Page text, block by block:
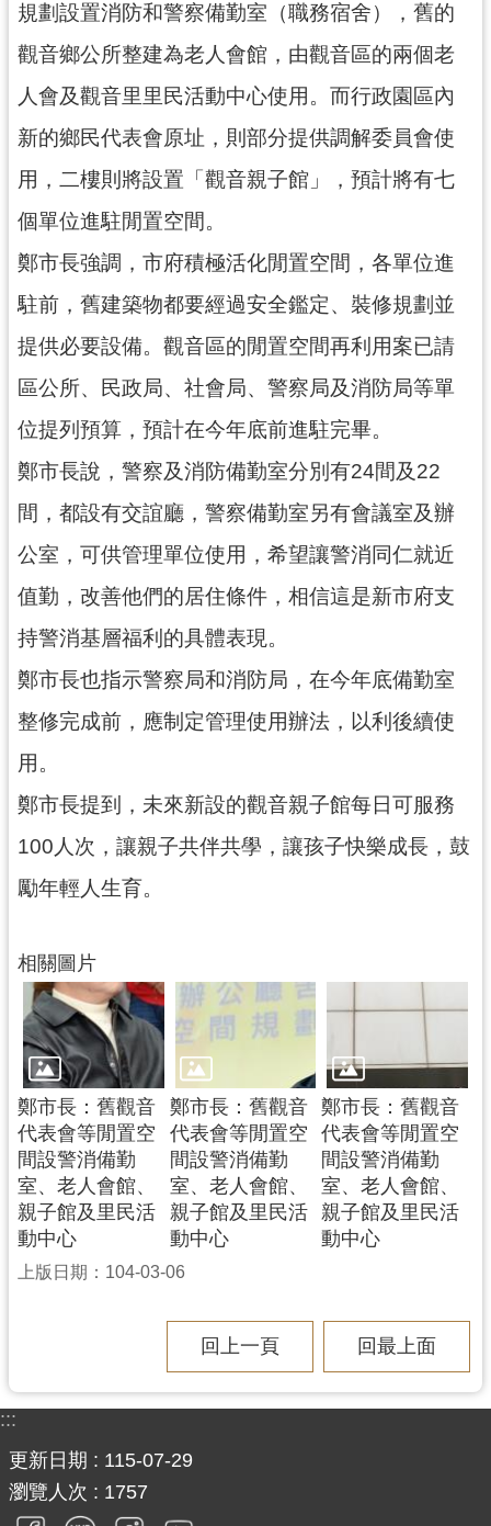
府
資
公
開
回
首
網
站
導
市
政
信
常
見
問
園
市
府
入
口
網
隱
權
政
策
網
站
安
全
政
策
政
府
網
放
告
規劃設置消防和警察備勤室（職務宿舍），舊的
觀音鄉公所整建為老人會館，由觀音區的兩個老
人會及觀音里里民活動中心使用。而行政園區內
新的鄉民代表會原址，則部分提供調解委員會使
用，二樓則將設置「觀音親子館」，預計將有七
個單位進駐閒置空間。
鄭市長強調，市府積極活化閒置空間，各單位進
駐前，舊建築物都要經過安全鑑定、裝修規劃並
提供必要設備。觀音區的閒置空間再利用案已請
區公所、民政局、社會局、警察局及消防局等單
位提列預算，預計在今年底前進駐完畢。
鄭市長說，警察及消防備勤室分別有24間及22
間，都設有交誼廳，警察備勤室另有會議室及辦
公室，可供管理單位使用，希望讓警消同仁就近
值勤，改善他們的居住條件，相信這是新市府支
持警消基層福利的具體表現。
鄭市長也指示警察局和消防局，在今年底備勤室
整修完成前，應制定管理使用辦法，以利後續使
用。
鄭市長提到，未來新設的觀音親子館每日可服務
100人次，讓親子共伴共學，讓孩子快樂成長，鼓
勵年輕人生育。
相關圖片
鄭市長：舊觀音
代表會等閒置空
間設警消備勤
室、老人會館、
親子館及里民活
動中心
鄭市長：舊觀音
代表會等閒置空
間設警消備勤
室、老人會館、
親子館及里民活
動中心
鄭市長：舊觀音
代表會等閒置空
間設警消備勤
室、老人會館、
親子館及里民活
動中心
上版日期：104-03-06
回上一頁 回最上面
:::
更新日期
115-07-29
瀏覽人次
1757